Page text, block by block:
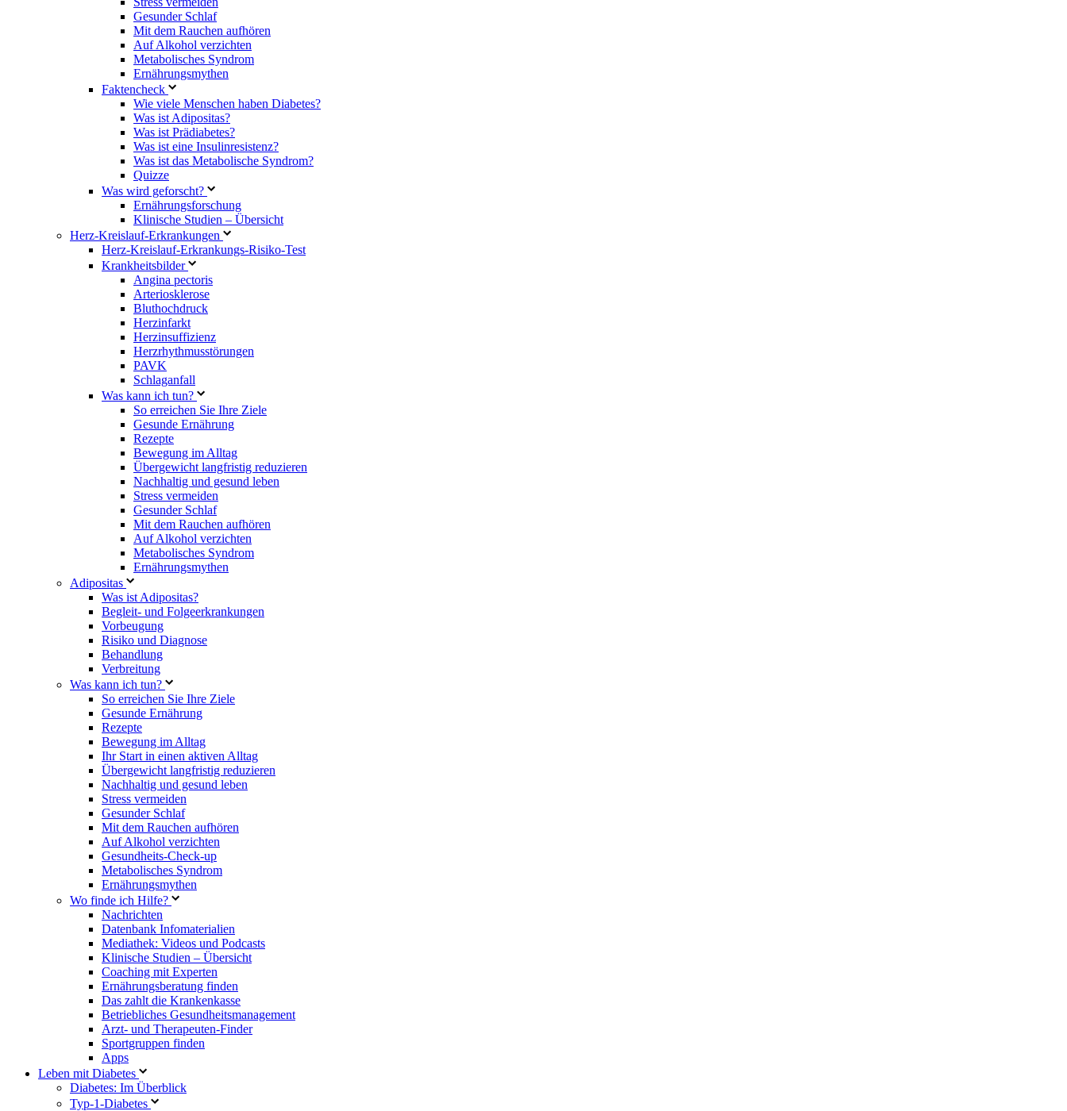
Gesunder Schlaf
Mit dem Rauchen aufhören
Auf Alkohol verzichten
Metabolisches Syndrom
Ernährungsmythen
Faktencheck
Wie viele Menschen haben Diabetes?
Was ist Adipositas?
Was ist Prädiabetes?
Was ist eine Insulinresistenz?
Was ist das Metabolische Syndrom?
Quizze
Was wird geforscht?
Ernährungsforschung
Klinische Studien – Übersicht
Herz-Kreislauf-Erkrankungen
Herz-Kreislauf-Erkrankungs-Risiko-Test
Krankheitsbilder
Angina pectoris
Arteriosklerose
Bluthochdruck
Herzinfarkt
Herzinsuffizienz
Herzrhythmusstörungen
PAVK
Schlaganfall
Was kann ich tun?
So erreichen Sie Ihre Ziele
Gesunde Ernährung
Rezepte
Bewegung im Alltag
Übergewicht langfristig reduzieren
Nachhaltig und gesund leben
Stress vermeiden
Gesunder Schlaf
Mit dem Rauchen aufhören
Auf Alkohol verzichten
Metabolisches Syndrom
Ernährungsmythen
Adipositas
Was ist Adipositas?
Begleit- und Folgeerkrankungen
Vorbeugung
Risiko und Diagnose
Behandlung
Verbreitung
Was kann ich tun?
So erreichen Sie Ihre Ziele
Gesunde Ernährung
Rezepte
Bewegung im Alltag
Ihr Start in einen aktiven Alltag
Übergewicht langfristig reduzieren
Nachhaltig und gesund leben
Stress vermeiden
Gesunder Schlaf
Mit dem Rauchen aufhören
Auf Alkohol verzichten
Gesundheits-Check-up
Metabolisches Syndrom
Ernährungsmythen
Wo finde ich Hilfe?
Nachrichten
Datenbank Infomaterialien
Mediathek: Videos und Podcasts
Klinische Studien – Übersicht
Coaching mit Experten
Ernährungsberatung finden
Das zahlt die Krankenkasse
Betriebliches Gesundheitsmanagement
Arzt- und Therapeuten-Finder
Sportgruppen finden
Apps
Leben mit Diabetes
Diabetes: Im Überblick
Typ-1-Diabetes